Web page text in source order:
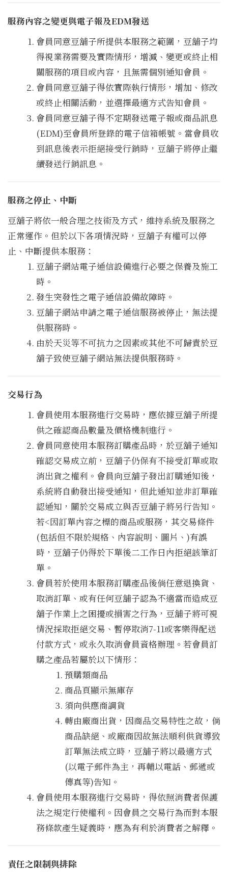
服務內容之變更與電子報及EDM發送
會員同意豆舖子所提供本服務之範圍，豆舖子均
得視業務需要及實際情形，增減、變更或終止相
關服務的項目或內容，且無需個別通知會員。
會員同意豆舖子得依實際執行情形，增加、修改
或終止相關活動，並選擇最適方式告知會員。
會員同意豆舖子得不定期發送電子報或商品訊息
(EDM)至會員所登錄的電子信箱帳號。當會員收
到訊息後表示拒絕接受行銷時，豆舖子將停止繼
續發送行銷訊息。
服務之停止、中斷
豆舖子將依一般合理之技術及方式，維持系統及服務之
正常運作。但於以下各項情況時，豆舖子有權可以停
止、中斷提供本服務：
豆舖子網站電子通信設備進行必要之保養及施工
時。
發生突發性之電子通信設備故障時。
豆舖子網站申請之電子通信服務被停止，無法提
供服務時。
由於天災等不可抗力之因素或其他不可歸責於豆
舖子致使豆舖子網站無法提供服務時。
交易行為
會員使用本服務進行交易時，應依據豆舖子所提
供之確認商品數量及價格機制進行。
會員同意使用本服務訂購產品時，於豆舖子通知
確認交易成立前，豆舖子仍保有不接受訂單或取
消出貨之權利。會員向豆舖子發出訂購通知後，
系統將自動發出接受通知，但此通知並非訂單確
認通知，關於交易成立與否豆舖子將另行告知。
若<因訂單內容之標的商品或服務，其交易條件
(包括但不限於規格、內容說明、圖片、)有誤
時，豆舖子仍得於下單後二工作日內拒絕該筆訂
單。
會員若於使用本服務訂購產品後倘任意退換貨、
取消訂單、或有任何豆舖子認為不適當而造成豆
舖子作業上之困擾或損害之行為，豆舖子將可視
情況採取拒絕交易、暫停取消7-11或客樂得配送
付款方式，或永久取消會員資格辦理。若會員訂
購之產品若屬於以下情形：
預購類商品
商品頁顯示無庫存
須向供應商調貨
轉由廠商出貨，因商品交易特性之故，倘
商品缺絕、或廠商因故無法順利供貨導致
訂單無法成立時，豆舖子將以最適方式
(以電子郵件為主，再輔以電話、郵遞或
傳真等)告知。
會員使用本服務進行交易時，得依照消費者保護
法之規定行使權利。因會員之交易行為而對本服
務條款產生疑義時，應為有利於消費者之解釋。
責任之限制與排除